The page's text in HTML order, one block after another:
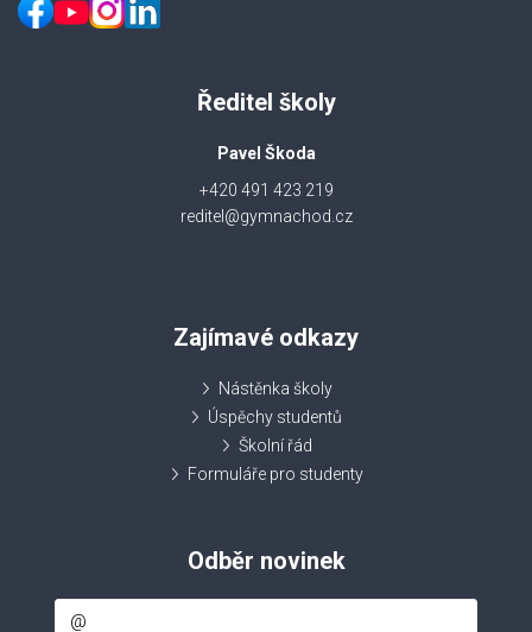
Ředitel školy
Pavel Škoda
+420 491 423 219
reditel@gymnachod.cz
Zajímavé odkazy
Nástěnka školy
Úspěchy studentů
Školní řád
Formuláře pro studenty
Odběr novinek